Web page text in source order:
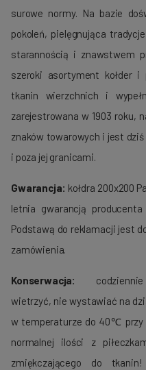
surowe normy. Na bazie
poko­leń, pielę­gnująca
starannością i znawstwem
szeroki asortyment kołder i
tkanin wierzchnich i
zarejestrowana w 1903 roku,
znaków towarowych i jest
i poza jej granicami.
Gwarancja: kołdra 200x200
letnia gwarancją
Podstawą do reklamacji jest
zamówienia.
Konserwacja:
wietrzyć, nie wystawiać na
w temperaturze do 40℃ przy
normalnej ilości z
zmiękczającego do